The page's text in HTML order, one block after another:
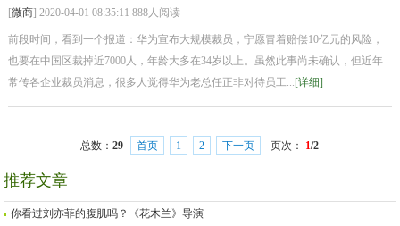
[微商] 2020-04-01 08:35:11 888人阅读
前段时间，看到一个报道：华为宣布大规模裁员，宁愿冒着赔偿10亿元的风险，
也要在中国区裁掉近7000人，年龄大多在34岁以上。虽然此事尚未确认，但近年
常传各企业裁员消息，很多人觉得华为老总任正非对待员工...[详细]
总数：29 首页 1 2 下一页 页次： 1/2
推荐文章
你看过刘亦菲的腹肌吗？《花木兰》导演